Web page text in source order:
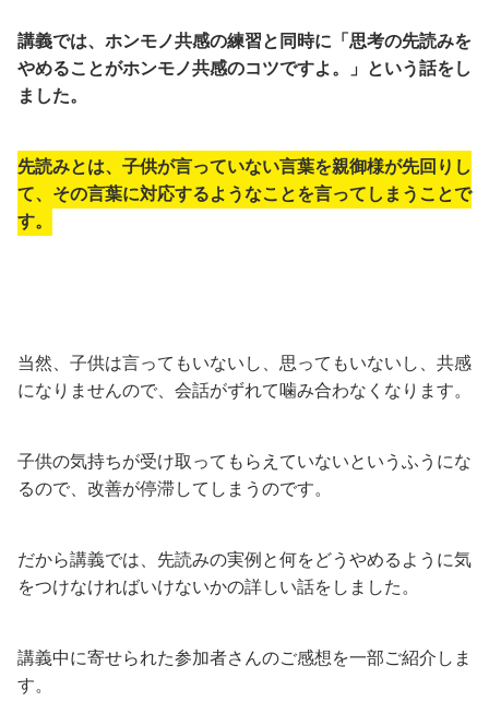
講義では、ホンモノ共感の練習と同時に「思考の先読みを
やめることがホンモノ共感のコツですよ。」という話をし
ました。
先読みとは、子供が言っていない言葉を親御様が先回りし
て、その言葉に対応するようなことを言ってしまうことで
す。
当然、子供は言ってもいないし、思ってもいないし、共感
になりませんので、会話がずれて噛み合わなくなります。
子供の気持ちが受け取ってもらえていないというふうにな
るので、改善が停滞してしまうのです。
だから講義では、先読みの実例と何をどうやめるように気
をつけなければいけないかの詳しい話をしました。
講義中に寄せられた参加者さんのご感想を一部ご紹介しま
す。